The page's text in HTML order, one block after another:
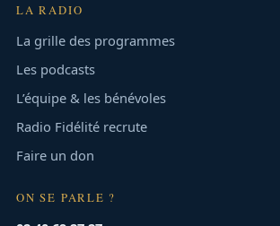
LA RADIO
La grille des programmes
Les podcasts
L’équipe & les bénévoles
Radio Fidélité recrute
Faire un don
ON SE PARLE ?